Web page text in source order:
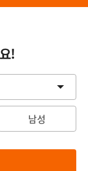
!
남성